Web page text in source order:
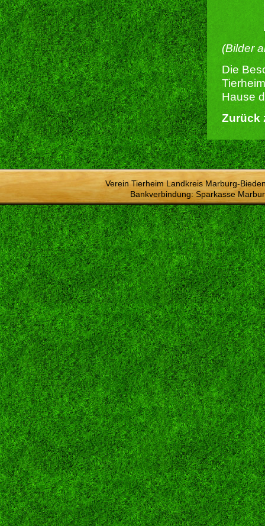
(Bilder
Die
Hause
Zurück
Verein Tierheim Landkreis Marburg-
Bankverbindung: Sparkasse